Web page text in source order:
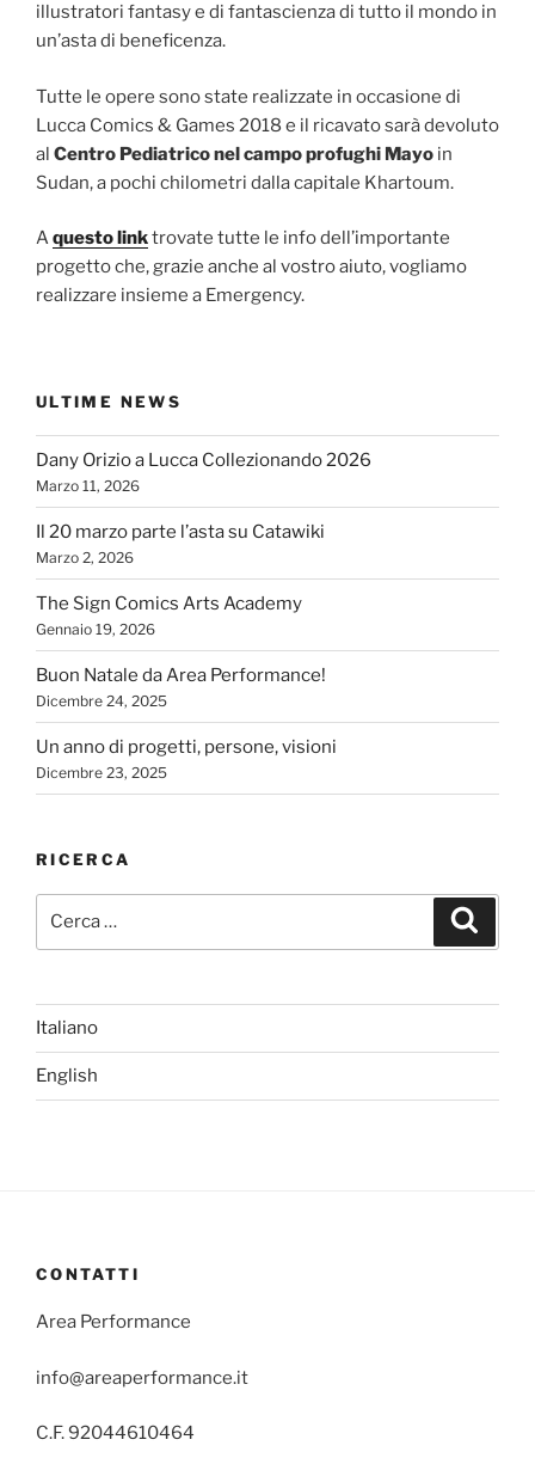
illustratori fantasy e di fantascienza di tutto il mondo in
un’asta di beneficenza.
Tutte le opere sono state realizzate in occasione di
Lucca Comics & Games 2018 e il ricavato sarà devoluto
al Centro Pediatrico nel campo profughi Mayo in
Sudan, a pochi chilometri dalla capitale Khartoum.
Aquesto linktrovate tutte le info dell’importante
progetto che, grazie anche al vostro aiuto, vogliamo
realizzare insieme a Emergency.
ULTIME NEWS
Dany Orizio a Lucca Collezionando 2026
Marzo 11, 2026
Il 20 marzo parte l’asta su Catawiki
Marzo 2, 2026
The Sign Comics Arts Academy
Gennaio 19, 2026
Buon Natale da Area Performance!
Dicembre 24, 2025
Un anno di progetti, persone, visioni
Dicembre 23, 2025
RICERCA
Italiano
English
CONTATTI
Area Performance
info@areaperformance.it
C.F. 92044610464